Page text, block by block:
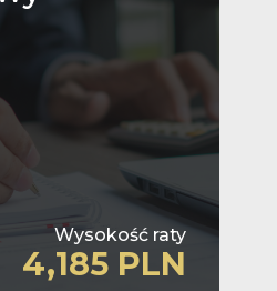
Wysokość raty
4,185 PLN